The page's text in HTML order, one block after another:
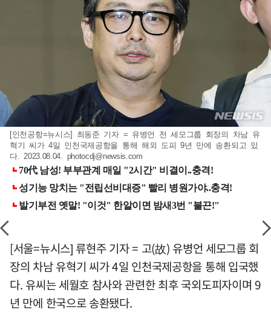
[인천공항=뉴시스] 최동준 기자 = 유병언 전 세모그룹 회장의 차남 유
혁기 씨가 4일 인천국제공항을 통해 해외 도피 9년 만에 송환되고 있
다. 2023.08.04. photocdj@newsis.com
[서울=뉴시스] 류현주 기자 = 고(故) 유병언 세모그룹 회
장의 차남 유혁기 씨가 4일 인천국제공항을 통해 입국했
다. 유씨는 세월호 참사와 관련한 최후 국외도피자이며 9
년 만에 한국으로 송환됐다.